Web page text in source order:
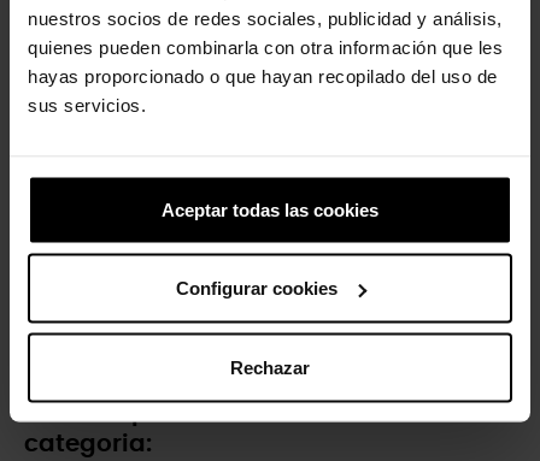
nuestros socios de redes sociales, publicidad y análisis,
quienes pueden combinarla con otra información que les
hayas proporcionado o que hayan recopilado del uso de
sus servicios.
Aceptar todas las cookies
Configurar cookies
Rechazar
-20% -20%
Cartas
categoria: